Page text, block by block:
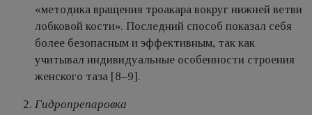
«методика вращения троакара вокруг нижней ветви
лобковой кости». Последний способ показал себя
более безопасным и эффективным, так как
учитывал индивидуальные особенности строения
женского таза [8–9].
Гидропрепаровка